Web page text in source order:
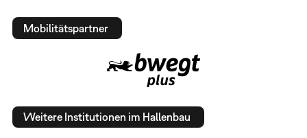
Mobilitätspartner
Weitere Institutionen im Hallenbau